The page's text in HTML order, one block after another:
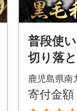
普段使
切り落
肉 和牛
し 南九
鹿児島県南
寄付金額